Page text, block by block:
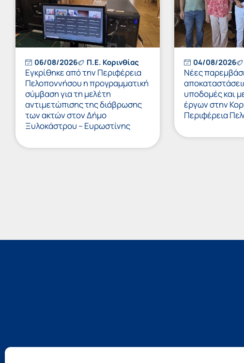
06/08/2026 Π.Ε. Κορινθίας
Εγκρίθηκε από την Περιφέρεια
Πελοποννήσου η προγραμματική
σύμβαση για τη μελέτη
αντιμετώπισης της διάβρωσης
των ακτών στον Δήμο
Ξυλοκάστρου – Ευρωστίνης
04/08/2026
Νέες
υποδομές και
έργων στην
Περιφέρεια